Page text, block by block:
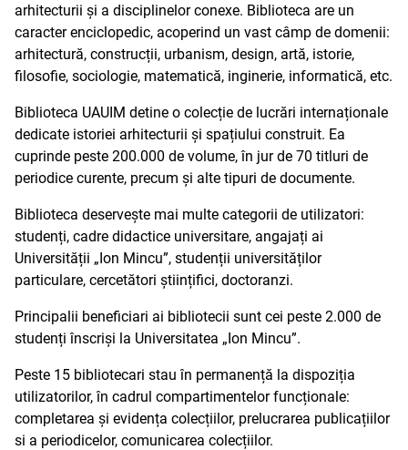
arhitecturii și a disciplinelor conexe. Biblioteca are un
caracter enciclopedic, acoperind un vast câmp de domenii:
arhitectură, construcții, urbanism, design, artă, istorie,
filosofie, sociologie, matematică, inginerie, informatică, etc.
Biblioteca UAUIM detine o colecție de lucrări internaționale
dedicate istoriei arhitecturii și spațiului construit. Ea
cuprinde peste 200.000 de volume, în jur de 70 titluri de
periodice curente, precum și alte tipuri de documente.
Biblioteca deservește mai multe categorii de utilizatori:
studenți, cadre didactice universitare, angajați ai
Universității „Ion Mincu”, studenții universităților
particulare, cercetători științifici, doctoranzi.
Principalii beneficiari ai bibliotecii sunt cei peste 2.000 de
studenți înscriși la Universitatea „Ion Mincu”.
Peste 15 bibliotecari stau în permanență la dispoziția
utilizatorilor, în cadrul compartimentelor funcționale:
completarea și evidența colecțiilor, prelucrarea publicațiilor
si a periodicelor, comunicarea colecțiilor.